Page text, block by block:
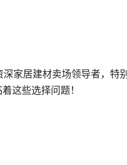
家居建材卖场领导者，
这些选择问题！